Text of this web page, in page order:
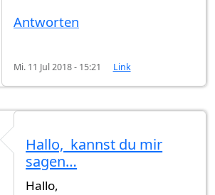
Antworten
Mi. 11 Jul 2018 - 15:21 Link
Im Juli eingebürgert
Hallo, kannst du mir
sagen…
Hallo,